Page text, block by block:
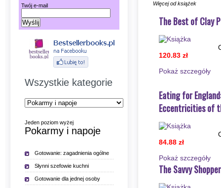
Więcej od książek
The Best of Clay
120.83 zł
Pokaż szczegόły
Eating for
Eccentricities of
84.88 zł
Pokaż szczegόły
The Savvy Shopper
Twój e-mail
Wszystkie kategorie
Jeden poziom wyżej
Pokarmy i napoje
Gotowanie: zagadnienia ogólne
Słynni szefowie kuchni
Gotowanie dla jednej osoby